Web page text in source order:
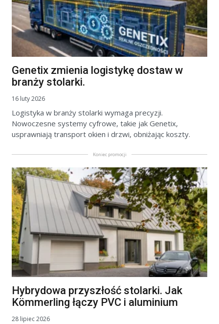
Genetix zmienia logistykę dostaw w
branży stolarki.
16 luty 2026
Logistyka w branży stolarki wymaga precyzji.
Nowoczesne systemy cyfrowe, takie jak Genetix,
usprawniają transport okien i drzwi, obniżając koszty.
Koniec promocji
Hybrydowa przyszłość stolarki. Jak
Kömmerling łączy PVC i aluminium
28 lipiec 2026